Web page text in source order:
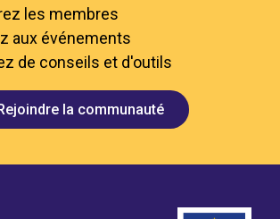
les membres
aux événements
de conseils et d'outils
la communauté